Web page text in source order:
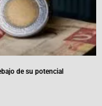
de su potencial